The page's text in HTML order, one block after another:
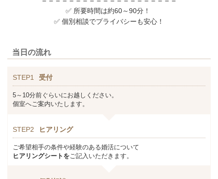
✅ 所要時間は約60～90分！
✅ 個別相談でプライバシーも安心！
当日の流れ
STEP1 受付
5～10分前ぐらいにお越しください。
個室へご案内いたします。
STEP2 ヒアリング
ご希望相手の条件や経験のある婚活について
ヒアリングシートをご記入いただきます。